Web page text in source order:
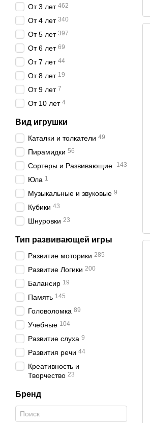
От 3 лет 462
От 4 лет 340
От 5 лет 397
От 6 лет 69
От 7 лет 44
От 8 лет 19
От 9 лет 7
От 10 лет 4
Вид игрушки
Каталки и толкатели 49
Пирамидки 56
Сортеры и Развивающие 143
Юла 1
Музыкальные и звуковые 9
Кубики 43
Шнуровки 23
Тип развивающей игры
Развитие моторики 285
Развитие Логики 200
Балансир 19
Память 145
Головоломка 89
Учебные 104
Развитие слуха 9
Развития речи 44
Креативность и
Творчество 23
Бренд